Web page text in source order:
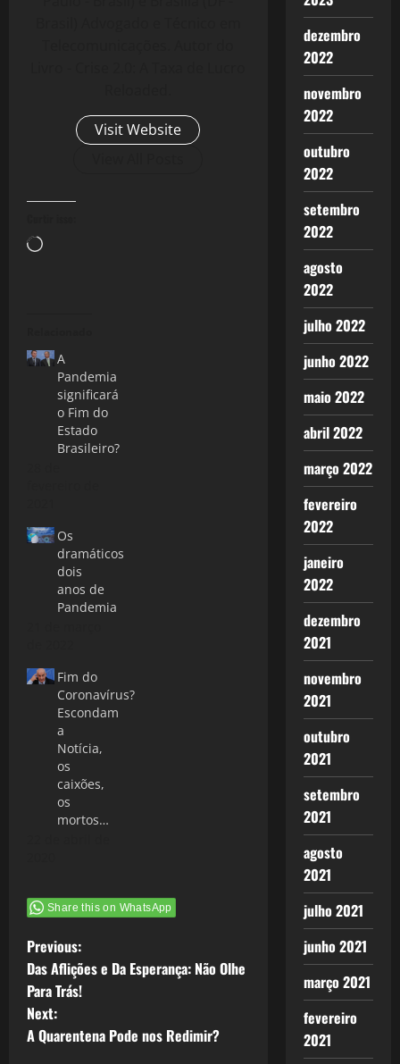
Visit Website
Carregando...
A
Pandemia
significará
o Fim do
Estado
Brasileiro?
Os
dramáticos
dois
anos de
Pandemia
Fim do
Coronavírus?
Escondam
a
Notícia,
os
caixões,
os
mortos…
Share this on WhatsApp
P
o
s
Previous:
Das Aflições e Da Esperança: Não Olhe
Para Trás!
Next:
A Quarentena Pode nos Redimir?
dezembro
2022
novembro
2022
outubro
2022
setembro
2022
agosto
2022
julho 2022
junho 2022
maio 2022
abril 2022
março 2022
fevereiro
2022
janeiro
2022
dezembro
2021
novembro
2021
outubro
2021
setembro
2021
agosto
2021
julho 2021
junho 2021
março 2021
fevereiro
2021